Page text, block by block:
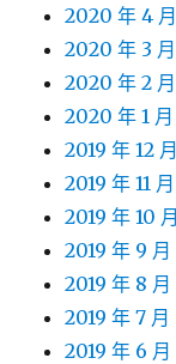
2020 年 4 月
2020 年 3 月
2020 年 2 月
2020 年 1 月
2019 年 12 月
2019 年 11 月
2019 年 10 月
2019 年 9 月
2019 年 8 月
2019 年 7 月
2019 年 6 月